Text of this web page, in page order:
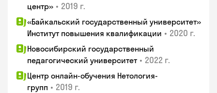
центр» • 2019 г.
«Байкальский государственный университет»
Институт повышения квалификации • 2020 г.
Новосибирский государственный
педагогический университет • 2022 г.
Центр онлайн-обучения Нетология-
групп • 2019 г.